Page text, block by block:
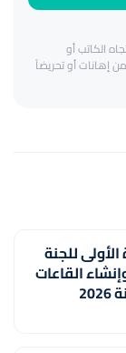
الكاتب أو
إهانات أو تحريضاً
الأولى للجنة
القاعات